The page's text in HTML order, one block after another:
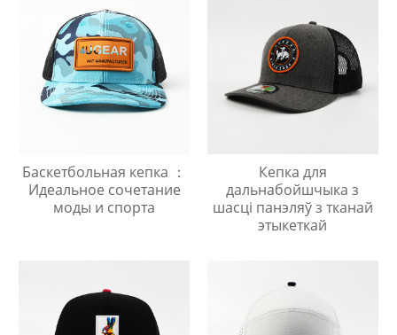
Баскетбольная кепка ：
Идеальное сочетание
моды и спорта
Кепка для
дальнабойшчыка з
шасці панэляў з тканай
этыкеткай